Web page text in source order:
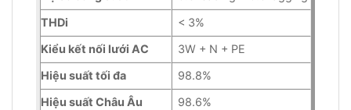
THDi
< 3%
Kiểu kết nối lưới AC
3W + N + PE
Hiệu suất tối đa
98.8%
Hiệu suất Châu Âu
98.6%